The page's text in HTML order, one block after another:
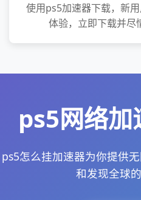
使用ps5加速器下载，新
体验，立即下载并尽
ps5网络
ps5怎么挂加速器为你提供
和发现全球